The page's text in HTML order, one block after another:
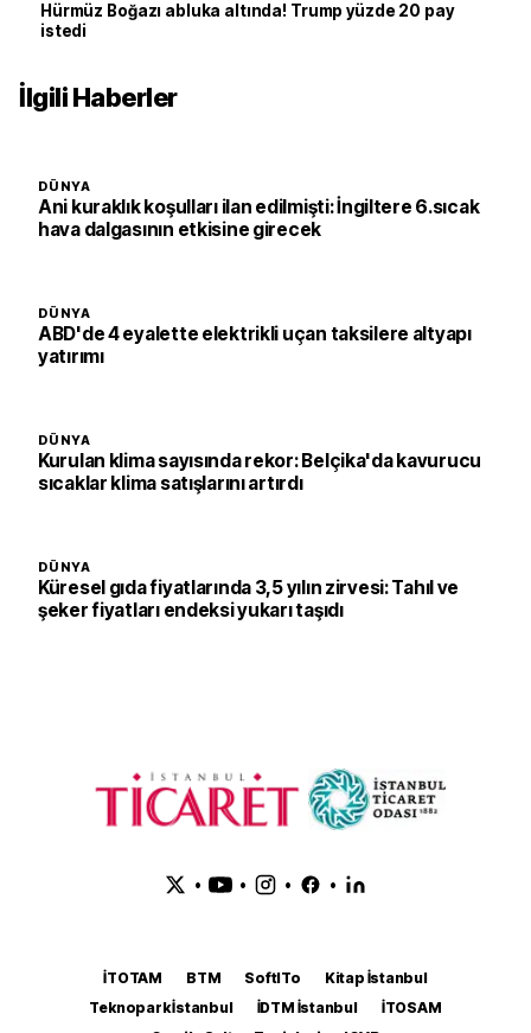
Hürmüz Boğazı abluka altında! Trump yüzde 20 pay
istedi
İlgili Haberler
DÜNYA
Ani kuraklık koşulları ilan edilmişti: İngiltere 6.sıcak
hava dalgasının etkisine girecek
DÜNYA
ABD'de 4 eyalette elektrikli uçan taksilere altyapı
yatırımı
DÜNYA
Kurulan klima sayısında rekor: Belçika'da kavurucu
sıcaklar klima satışlarını artırdı
DÜNYA
Küresel gıda fiyatlarında 3,5 yılın zirvesi: Tahıl ve
şeker fiyatları endeksi yukarı taşıdı
• • • •
İTOTAM BTM SoftITo
Kitap İstanbul
Teknopark İstanbul
İDTM İstanbul
İTOSAM